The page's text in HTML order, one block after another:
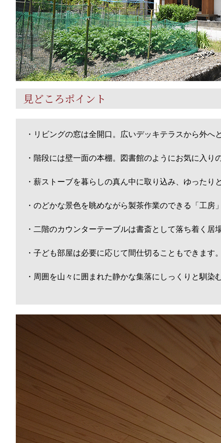
見どころポイント
・リビングの窓は全開口。広いデッキテラスから外へ
・階段には壁一面の本棚。図書館のようにお気に入
・薪ストーブを暮らしの真ん中に取り込み、ゆったり
・のどかな景色を眺めながら製茶作業のできる「工房
・二階のカウンターテーブルは書斎として落ち着く居
・子ども部屋は必要に応じて間仕切ることもできます
・周囲を山々に囲まれた静かな集落にしっくりと馴染